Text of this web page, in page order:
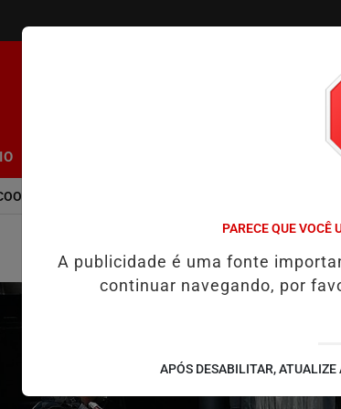
DO BANCO CENTRAL, DIZEM ECONOMISTAS
PARECE QUE VOCÊ
A publicidade é uma fonte
continuar navegando, por
APÓS DESABILITAR,